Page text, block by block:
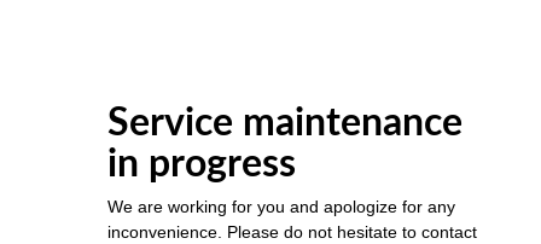
Service maintenance
in progress
We are working for you and apologize for any
inconvenience. Please do not hesitate to contact